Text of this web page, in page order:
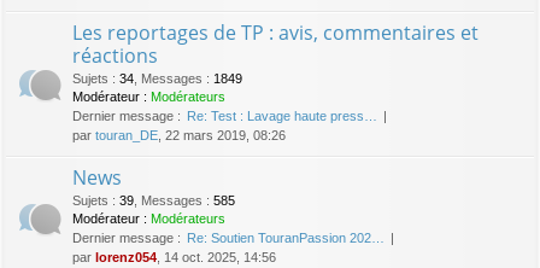
Les reportages de TP : avis, commentaires et
réactions
Sujets : 34 Messages : 1849
Modérateur : Modérateurs
Dernier message :
Re: Test : Lavage haute press…
par touran_DE , 22 mars 2019, 08:26
News
Sujets : 39 Messages : 585
Modérateur : Modérateurs
Dernier message :
Re: Soutien TouranPassion 202…
par lorenz054 , 14 oct. 2025, 14:56